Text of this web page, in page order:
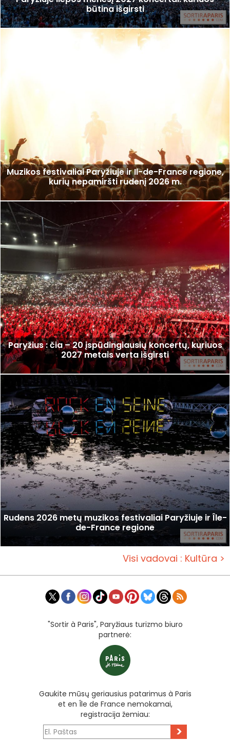
būtina išgirsti
Muzikos festivaliai Paryžiuje ir Il-de-France regione,
kurių nepamiršti rudenį 2026 m.
Paryžius : čia – 20 įspūdingiausių koncertų, kuriuos
2027 metais verta išgirsti
Rudens 2026 metų muzikos festivaliai Paryžiuje ir Île-
de-France regione
Visi vadovai : Kultūra >
"Sortir à Paris", Paryžiaus turizmo biuro
partnerė:
Gaukite mūsų geriausius patarimus à Paris
et en Île de France nemokamai,
registracija žemiau:
>